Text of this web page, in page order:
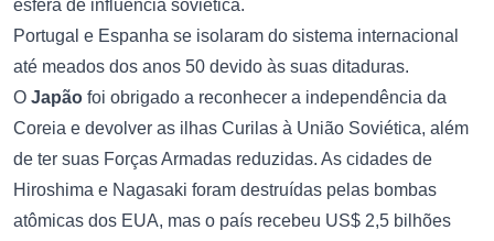
esfera de influência soviética.
Portugal e Espanha se isolaram do sistema internacional
até meados dos anos 50 devido às suas ditaduras.
O Japão foi obrigado a reconhecer a independência da
Coreia e devolver as ilhas Curilas à União Soviética, além
de ter suas Forças Armadas reduzidas. As cidades de
Hiroshima e Nagasaki foram destruídas pelas bombas
atômicas dos EUA, mas o país recebeu US$ 2,5 bilhões